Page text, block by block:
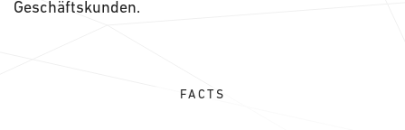
Geschäftskunden.
FACTS